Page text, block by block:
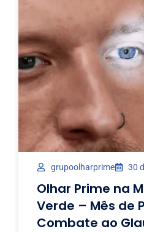
grupoolharprime 30
Olhar Prime na
Verde – Mês de
Combate ao